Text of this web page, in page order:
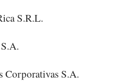
S.R.L.
Corporativas S.A.